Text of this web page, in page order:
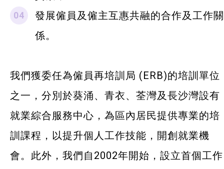
發展僱員及僱主互惠共融的合作及工作關
係。
我們獲委任為僱員再培訓局 (ERB)的培訓單位
之一，分別於葵涌、青衣、荃灣及長沙灣設有
就業綜合服務中心，為區內居民提供專業的培
訓課程，以提升個人工作技能，開創就業機
會。此外，我們自2002年開始，設立首個工作